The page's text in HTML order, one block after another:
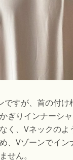
ですが、首の付け
ぎりインナーシ
く、Vネックのよ
、Vゾーンでイン
せん。